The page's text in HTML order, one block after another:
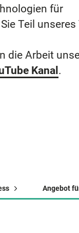
für
Teil unseres
die Arbeit
Kanal .
Angebot